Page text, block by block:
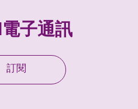
電子通訊
訂閱